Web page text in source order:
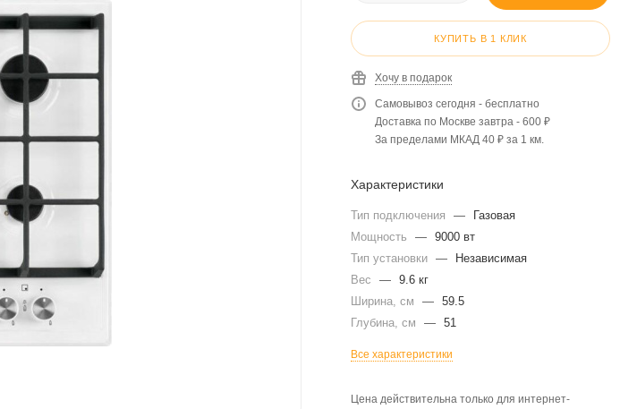
КУПИТЬ В 1 КЛИК
Хочу в подарок
Самовывоз сегодня - бесплатно
Доставка по Москве завтра - 600 ₽
За пределами МКАД 40 ₽ за 1 км.
Характеристики
Тип подключения —
Газовая
Мощность
— 9000 вт
Тип установки —
Независимая
Вес
— 9.6 кг
Ширина, см
— 59.5
Глубина, см
— 51
Все характеристики
Цена действительна только для интернет-